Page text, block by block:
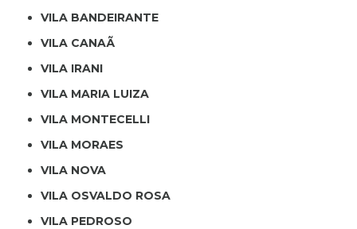
VILA BANDEIRANTE
VILA CANAÃ
VILA IRANI
VILA MARIA LUIZA
VILA MONTECELLI
VILA MORAES
VILA NOVA
VILA OSVALDO ROSA
VILA PEDROSO